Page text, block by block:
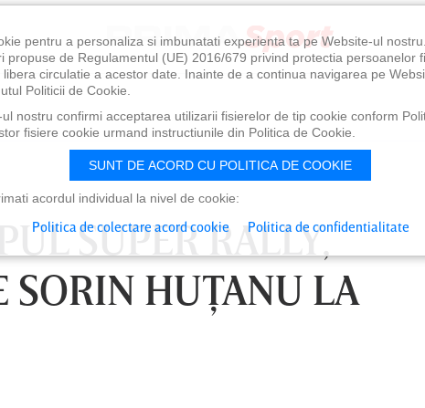
SUPER RALLY,
SORIN HUŢANU LA
pentru a personaliza si imbunatati experienta ta pe Website-ul
propuse de Regulamentul (UE) 2016/679 privind protectia persoanelor
circulatie a acestor date. Inainte de a continua navigarea pe
Politicii de Cookie.
nostru confirmi acceptarea utilizarii fisierelor de tip cookie conform
fisiere cookie urmand instructiunile din Politica de Cookie.
SUNT DE ACORD CU POLITICA DE COOKIE
acordul individual la nivel de cookie:
Politica de colectare acord cookie Politica de confidentialitate